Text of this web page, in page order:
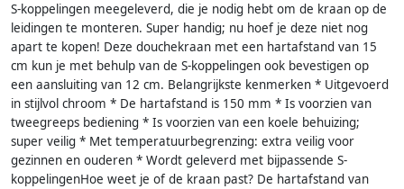
S-koppelingen meegeleverd, die je nodig hebt om de kraan op de
leidingen te monteren. Super handig; nu hoef je deze niet nog
apart te kopen! Deze douchekraan met een hartafstand van 15
cm kun je met behulp van de S-koppelingen ook bevestigen op
een aansluiting van 12 cm. Belangrijkste kenmerken * Uitgevoerd
in stijlvol chroom * De hartafstand is 150 mm * Is voorzien van
tweegreeps bediening * Is voorzien van een koele behuizing;
super veilig * Met temperatuurbegrenzing: extra veilig voor
gezinnen en ouderen * Wordt geleverd met bijpassende S-
koppelingenHoe weet je of de kraan past? De hartafstand van